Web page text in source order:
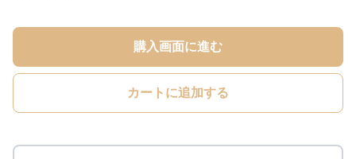
購入画面に進む
カートに追加する